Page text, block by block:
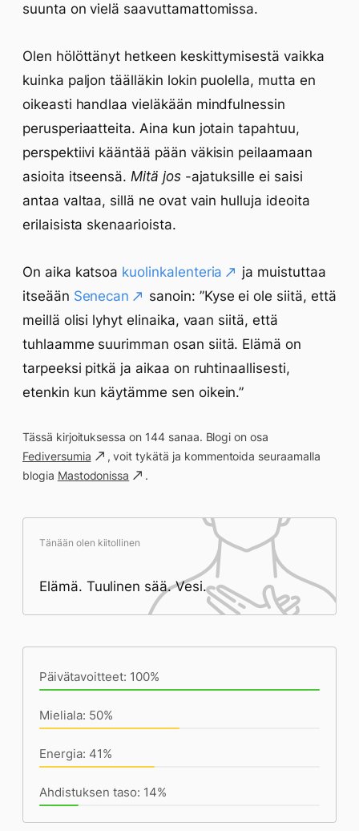
suunta on vielä saavuttamattomissa.
Olen hölöttänyt hetkeen keskittymisestä vaikka
kuinka paljon täälläkin lokin puolella, mutta en
oikeasti handlaa vieläkään mindfulnessin
perusperiaatteita. Aina kun jotain tapahtuu,
perspektiivi kääntää pään väkisin peilaamaan
asioita itseensä.Mitä jos-ajatuksille ei saisi
antaa valtaa, sillä ne ovat vain hulluja ideoita
erilaisista skenaarioista.
On aika katsoa kuolinkalenteria
ja muistuttaa
itseään Senecan
sanoin: ”Kyse ei ole siitä, että
meillä olisi lyhyt elinaika, vaan siitä, että
tuhlaamme suurimman osan siitä. Elämä on
tarpeeksi pitkä ja aikaa on ruhtinaallisesti,
etenkin kun käytämme sen oikein.”
Tässä kirjoituksessa on 144 sanaa. Blogi on osa
Fediversumia
, voit tykätä ja kommentoida seuraamalla
blogia Mastodonissa .
Tänään olen kiitollinen
Elämä. Tuulinen sää. Vesi.
Päivätavoitteet: 100%
Mieliala: 50%
Energia: 41%
Ahdistuksen taso: 14%